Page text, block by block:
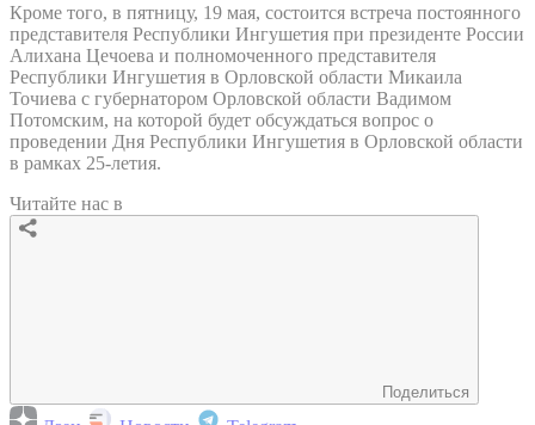
Кроме того, в пятницу, 19 мая, состоится встреча постоянного
представителя Республики Ингушетия при президенте России
Алихана Цечоева и полномоченного представителя
Республики Ингушетия в Орловской области Микаила
Точиева с губернатором Орловской области Вадимом
Потомским, на которой будет обсуждаться вопрос о
проведении Дня Республики Ингушетия в Орловской области
в рамках 25-летия.
Читайте нас в
Поделиться